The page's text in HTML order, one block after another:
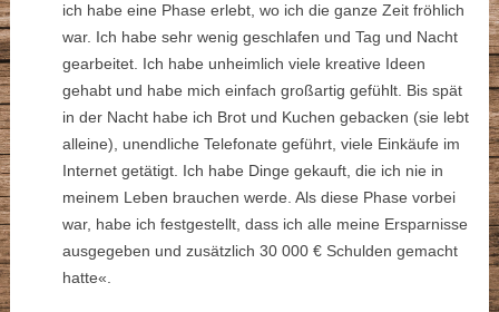
ich habe eine Phase erlebt, wo ich die ganze Zeit fröhlich
war. Ich habe sehr wenig geschlafen und Tag und Nacht
gearbeitet. Ich habe unheimlich viele kreative Ideen
gehabt und habe mich einfach großartig gefühlt. Bis spät
in der Nacht habe ich Brot und Kuchen gebacken (sie lebt
alleine), unendliche Telefonate geführt, viele Einkäufe im
Internet getätigt. Ich habe Dinge gekauft, die ich nie in
meinem Leben brauchen werde. Als diese Phase vorbei
war, habe ich festgestellt, dass ich alle meine Ersparnisse
ausgegeben und zusätzlich 30 000 € Schulden gemacht
hatte«.